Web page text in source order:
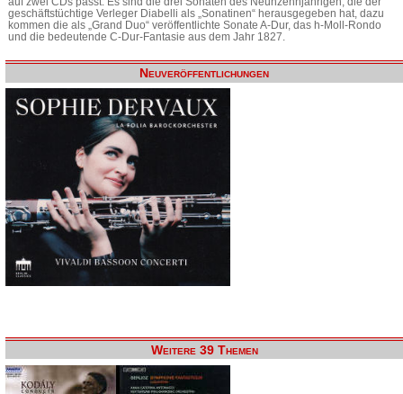
geschäftstüchtige Verleger Diabelli als „Sonatinen“ herausgegeben hat, dazu
kommen die als „Grand Duo“ veröffentlichte Sonate A-Dur, das h-Moll-Rondo
und die bedeutende C-Dur-Fantasie aus dem Jahr 1827.
Neuveröffentlichungen
Weitere 39 Themen